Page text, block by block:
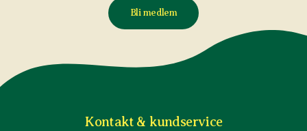
Bli medlem
Kontakt & kundservice